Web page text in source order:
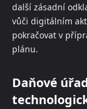
další zásadní
vůči digitálním
pokračovat v
plánu.
Daňové